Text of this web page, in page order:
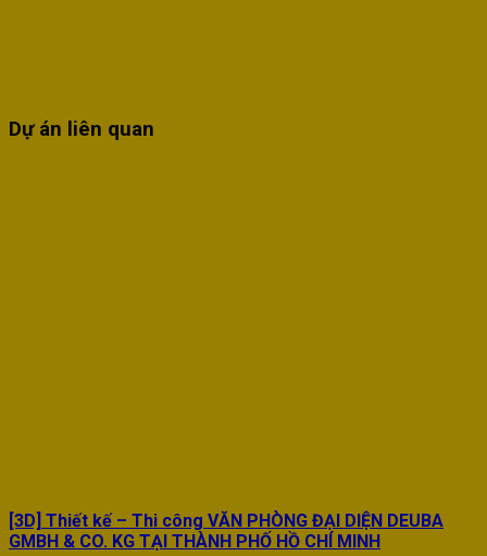
Dự án liên quan
[3D] Thiết kế – Thi công VĂN PHÒNG ĐẠI DIỆN DEUBA
GMBH & CO. KG TẠI THÀNH PHỐ HỒ CHÍ MINH